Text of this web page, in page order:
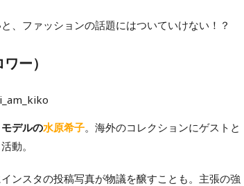
、ファッションの話題にはついていけない！？
ー）
モデルの水原希子。海外のコレクションにゲストと
動。
ンスタの投稿写真が物議を醸すことも。主張の強